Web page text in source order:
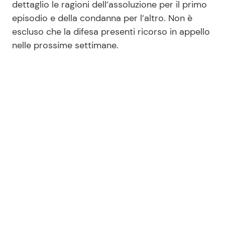
dettaglio le ragioni dell’assoluzione per il primo
episodio e della condanna per l’altro. Non è
escluso che la difesa presenti ricorso in appello
nelle prossime settimane.